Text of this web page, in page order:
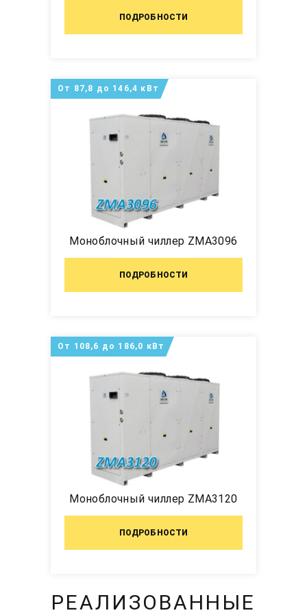
ПОДРОБНОСТИ
Моноблочный чиллер ZMA3096
ПОДРОБНОСТИ
От 87,8 до 146,4 кВт
Моноблочный чиллер ZMA3120
ПОДРОБНОСТИ
От 108,6 до 186,0 кВт
РЕАЛИЗОВАННЫЕ